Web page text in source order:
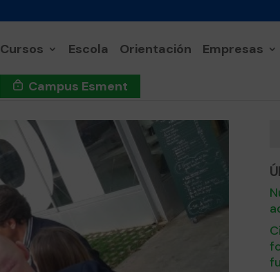
Cursos Escola Orientación Empresas
Campus Esment